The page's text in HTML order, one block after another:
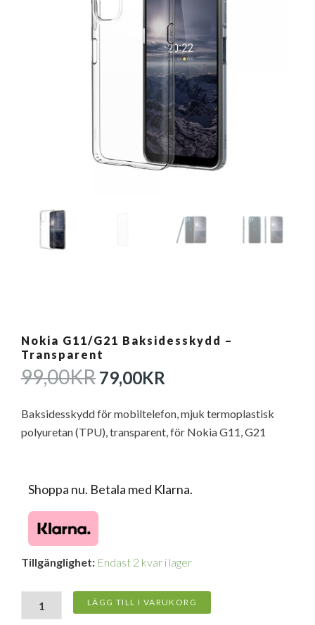
Nokia G11/G21 Baksidesskydd –
Transparent
99,00KRDET
URSPRUNGLIGA
PRISET
VAR:
79,00KR
PRISET
ÄR:
Baksidesskydd för mobiltelefon, mjuk termoplastisk
polyuretan (TPU), transparent, för Nokia G11, G21
Shoppa nu. Betala med Klarna.
Tillgänglighet: Endast 2 kvar i lager
Nokia
G11/G21
Baksidesskydd
Transparent
LÄGG TILL I VARUKORG